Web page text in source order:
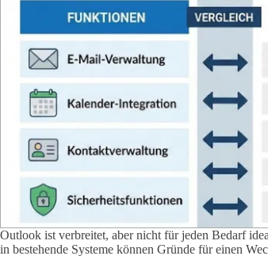
Outlook ist verbreitet, aber nicht für jeden Bedarf
in bestehende Systeme können Gründe für einen